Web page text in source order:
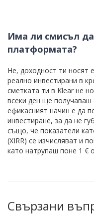
Има ли смисъл
платформата?
Не, доходност ти носят
реално инвестирани в
сметката ти в Klear не
всеки ден ще
ефикасният начин е да
инвестиране, за да не
също, че показатели
(XIRR) се изчисляват и
като натрупаш поне 1 €
Свързани